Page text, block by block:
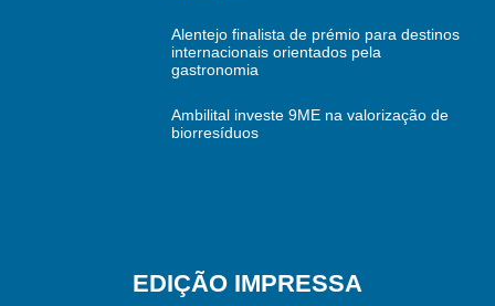
Alentejo finalista de prémio para destinos
internacionais orientados pela
gastronomia
Ambilital investe 9ME na valorização de
biorresíduos
EDIÇÃO IMPRESSA